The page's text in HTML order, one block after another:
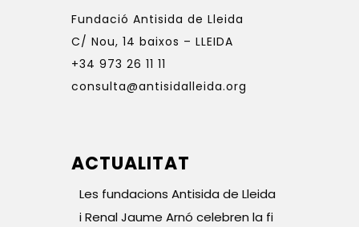
Fundació Antisida de Lleida
C/ Nou, 14 baixos – LLEIDA
+34 973 26 11 11
consulta@antisidalleida.org
ACTUALITAT
Les fundacions Antisida de Lleida
i Renal Jaume Arnó celebren la fi